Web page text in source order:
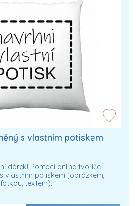
s vlastním potiskem
dárek! Pomocí online tvořiče
vlastním potiskem (obrázkem,
fotkou, textem).